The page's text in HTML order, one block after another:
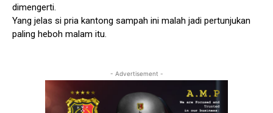
dimengerti.
Yang jelas si pria kantong sampah ini malah jadi pertunjukan
paling heboh malam itu.
- Advertisement -